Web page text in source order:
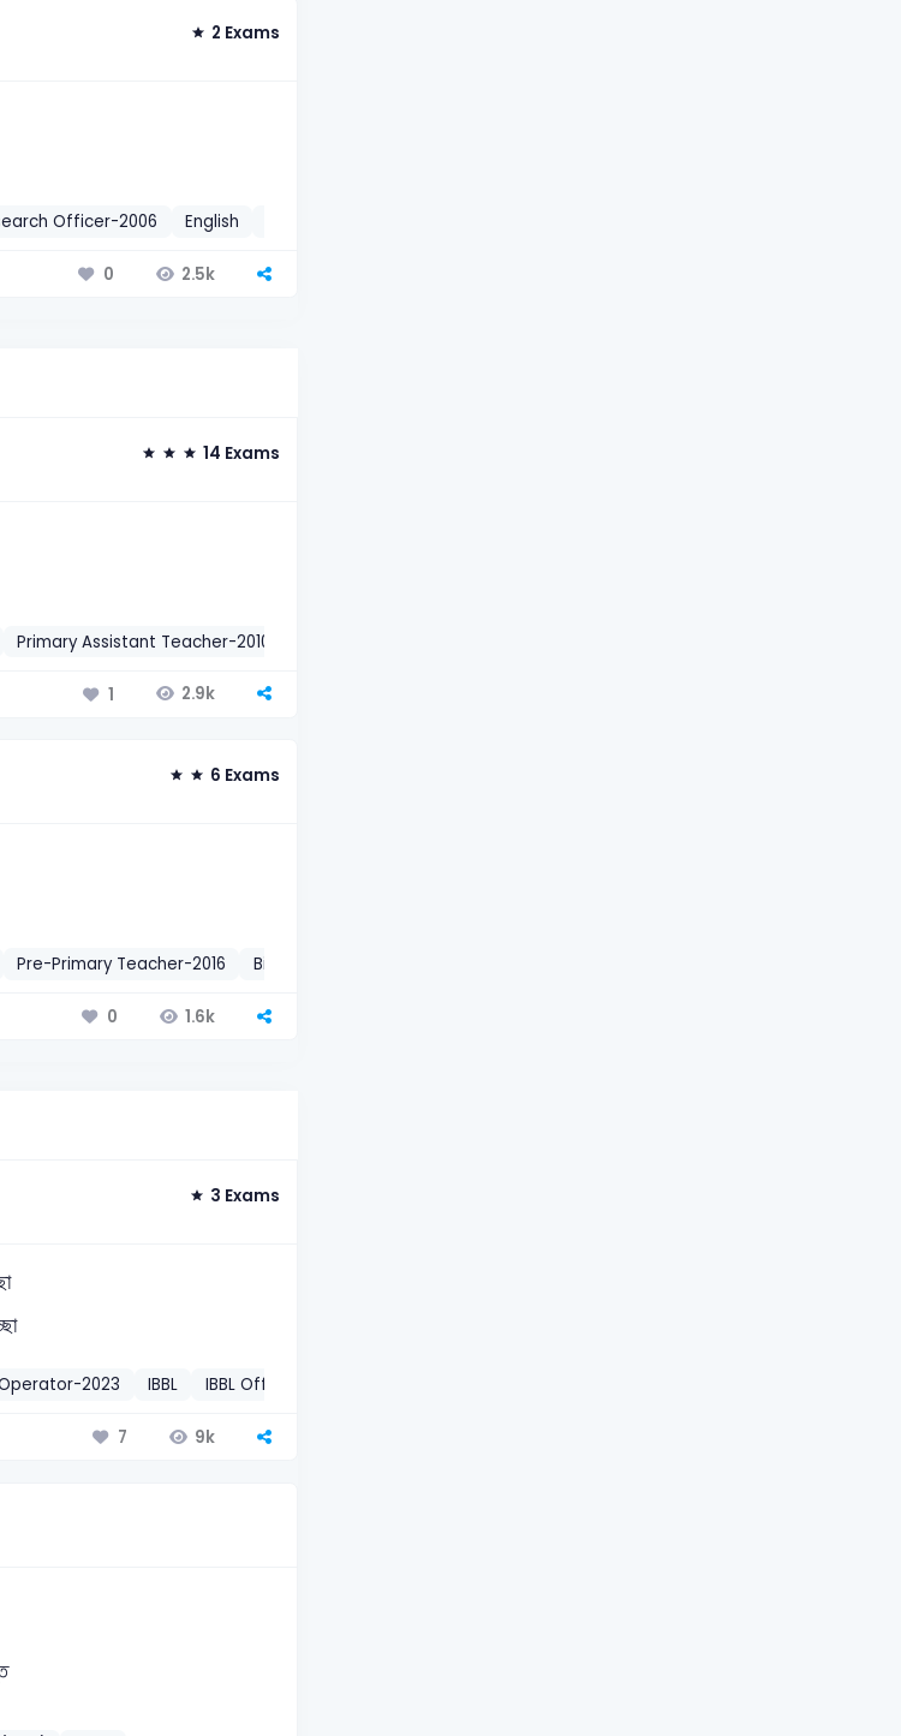
2 Exams
Officer-2006 English
0 2.5k
14 Exams
Primary Assistant Teacher-2010
1 2.9k
6 Exams
Pre-Primary Teacher-2016 Biman – Assistant Manager-2021
0 1.6k
3 Exams
2023 IBBL IBBL Officer-2012
7 9k